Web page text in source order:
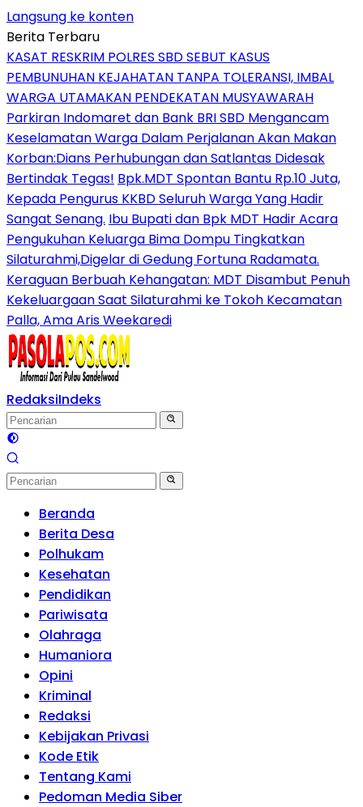
Langsung ke konten
Berita Terbaru
KASAT RESKRIM POLRES SBD SEBUT KASUS
PEMBUNUHAN KEJAHATAN TANPA TOLERANSI, IMBAL
WARGA UTAMAKAN PENDEKATAN MUSYAWARAH
Parkiran Indomaret dan Bank BRI SBD Mengancam
Keselamatan Warga Dalam Perjalanan Akan Makan
Korban:Dians Perhubungan dan Satlantas Didesak
Bertindak Tegas! Bpk.MDT Spontan Bantu Rp.10 Juta,
Kepada Pengurus KKBD Seluruh Warga Yang Hadir
Sangat Senang. Ibu Bupati dan Bpk MDT Hadir Acara
Pengukuhan Keluarga Bima Dompu Tingkatkan
Silaturahmi,Digelar di Gedung Fortuna Radamata.
Keraguan Berbuah Kehangatan: MDT Disambut Penuh
Kekeluargaan Saat Silaturahmi ke Tokoh Kecamatan
Palla, Ama Aris Weekaredi
RedaksiIndeks
Beranda
Berita Desa
Polhukam
Kesehatan
Pendidikan
Pariwisata
Olahraga
Humaniora
Opini
Kriminal
Redaksi
Kebijakan Privasi
Kode Etik
Tentang Kami
Pedoman Media Siber